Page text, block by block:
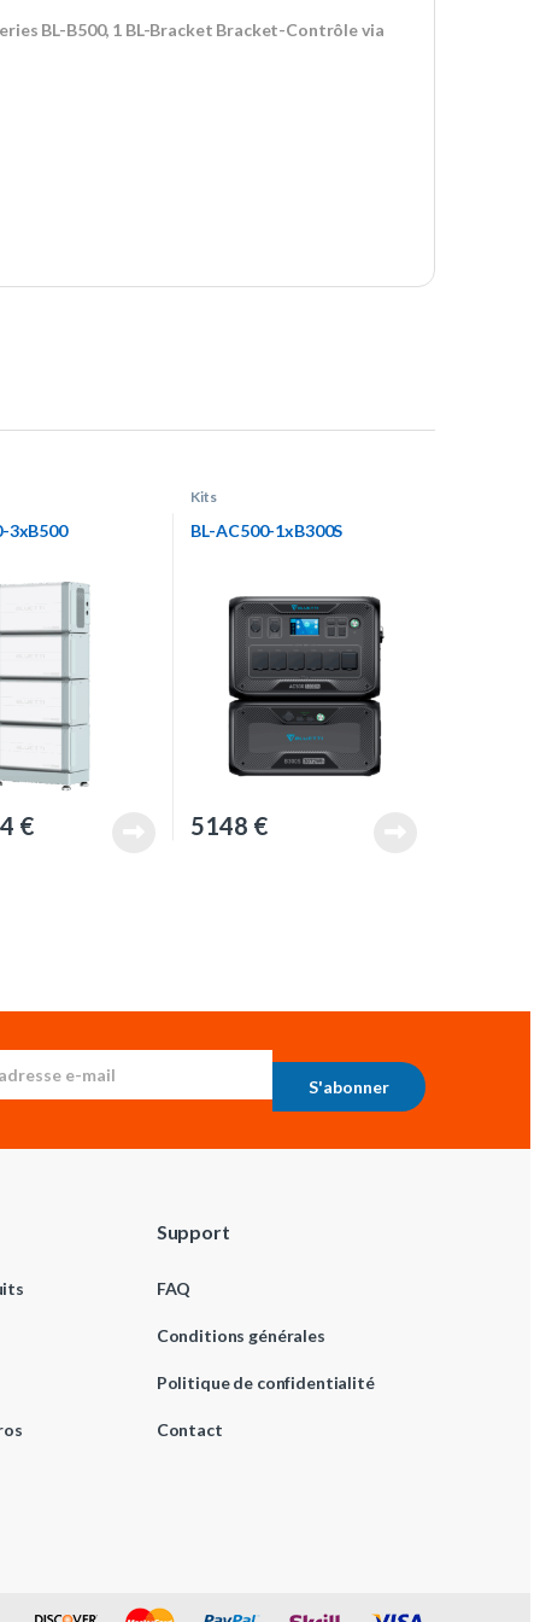
BL-B500, 1 BL-Bracket Bracket-Contrôle via
3xB500
€
Kits
BL-AC500-1xB300S
5148 €
S'abonner
Support
FAQ
Conditions générales
Politique de confidentialité
Contact